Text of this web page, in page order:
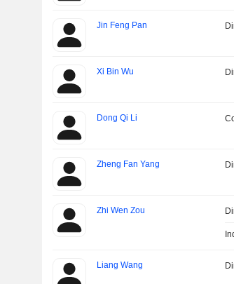
Jin Feng Pan
Xi Bin Wu
Dong Qi Li
Zheng Fan Yang
Zhi Wen Zou
Liang Wang